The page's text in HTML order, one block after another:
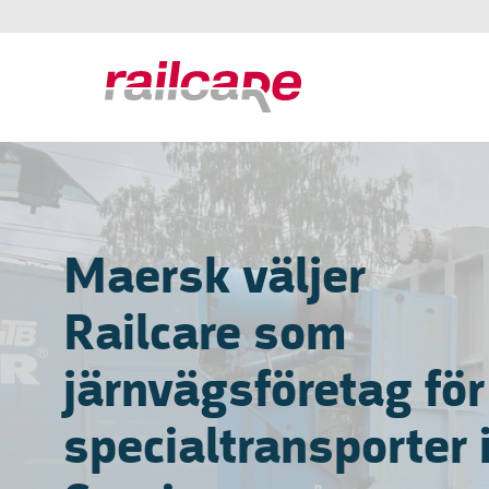
Maersk väljer
Railcare som
järnvägsföretag för
specialtransporter